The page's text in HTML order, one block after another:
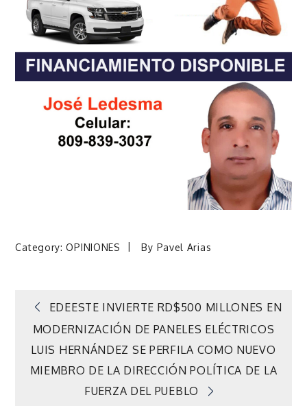
Category:OPINIONES By Pavel Arias
Navegación
de
entradas
EDEESTE INVIERTE RD$500 MILLONES EN
MODERNIZACIÓN DE PANELES ELÉCTRICOS
LUIS HERNÁNDEZ SE PERFILA COMO NUEVO
MIEMBRO DE LA DIRECCIÓN POLÍTICA DE LA
FUERZA DEL PUEBLO